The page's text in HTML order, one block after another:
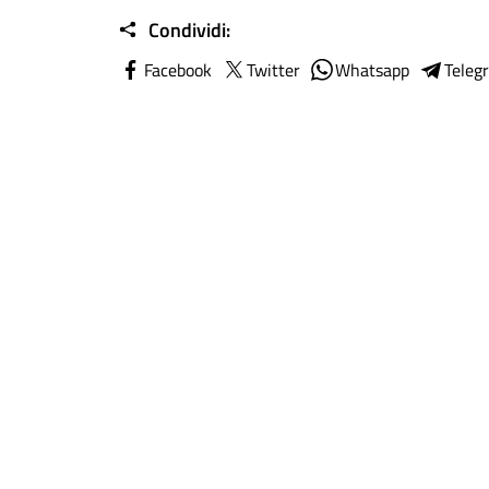
Condividi:
Facebook Twitter Whatsapp